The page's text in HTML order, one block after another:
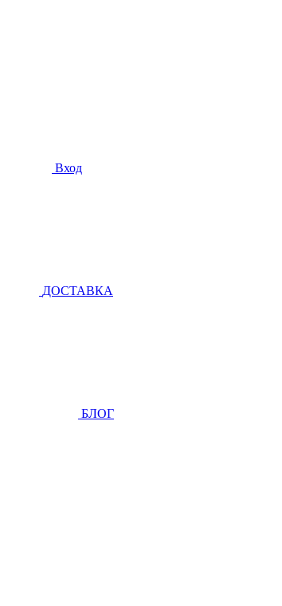
Вход
ДОСТАВКА
БЛОГ